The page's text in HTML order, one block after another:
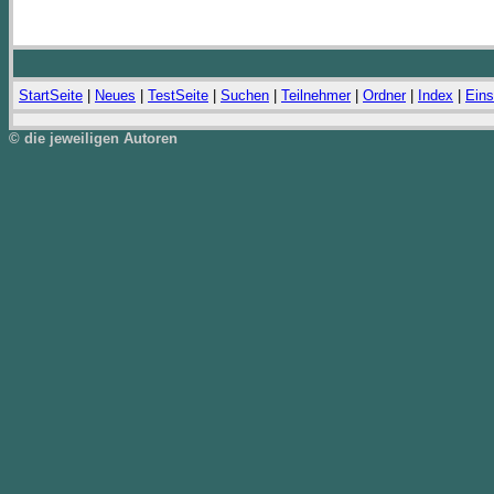
StartSeite Neues TestSeite Suchen Teilnehmer| Ordner| Index
© die jeweiligen Autoren